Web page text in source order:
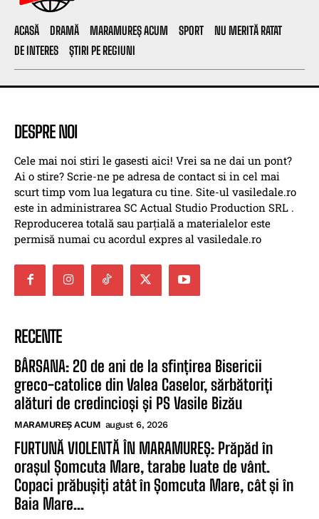
ACASĂ DRAMĂ MARAMUREȘ ACUM SPORT
NU MERITĂ RATAT
DE INTERES
ȘTIRI PE REGIUNI
DESPRE NOI
Cele mai noi stiri le gasesti aici! Vrei sa ne dai un pont?
Ai o stire? Scrie-ne pe adresa de contact si in cel mai
scurt timp vom lua legatura cu tine. Site-ul vasiledale.ro
este in administrarea SC Actual Studio Production SRL .
Reproducerea totală sau parțială a materialelor este
permisă numai cu acordul expres al vasiledale.ro
RECENTE
BÂRSANA: 20 de ani de la sfințirea Bisericii
greco-catolice din Valea Caselor, sărbătoriți
alături de credincioși și PS Vasile Bizău
MARAMUREȘ ACUM august 6, 2026
FURTUNĂ VIOLENTĂ ÎN MARAMUREȘ: Prăpăd în
orașul Șomcuta Mare, tarabe luate de vânt.
Copaci prăbușiți atât în Șomcuta Mare, cât și în
Baia Mare...